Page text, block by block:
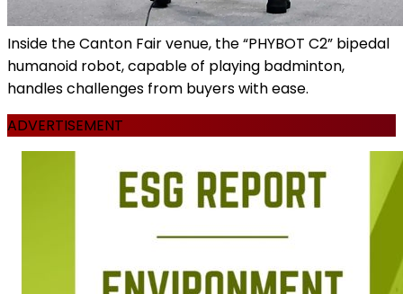
Inside the Canton Fair venue, the “PHYBOT C2” bipedal
humanoid robot, capable of playing badminton,
handles challenges from buyers with ease.
ADVERTISEMENT